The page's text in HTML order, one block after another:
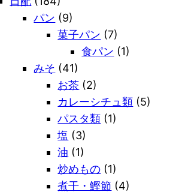
パン (9)
菓子パン (7)
食パン (1)
みそ (41)
お茶 (2)
カレーシチュ類 (5)
パスタ類 (1)
塩 (3)
油 (1)
炒めもの (1)
煮干・鰹節 (4)